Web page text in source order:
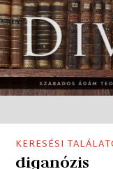
KERESÉSI
diganózis